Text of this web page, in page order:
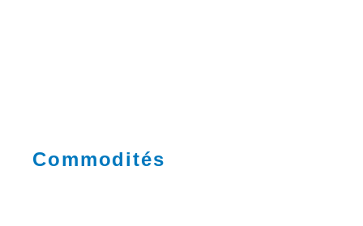
Commodités